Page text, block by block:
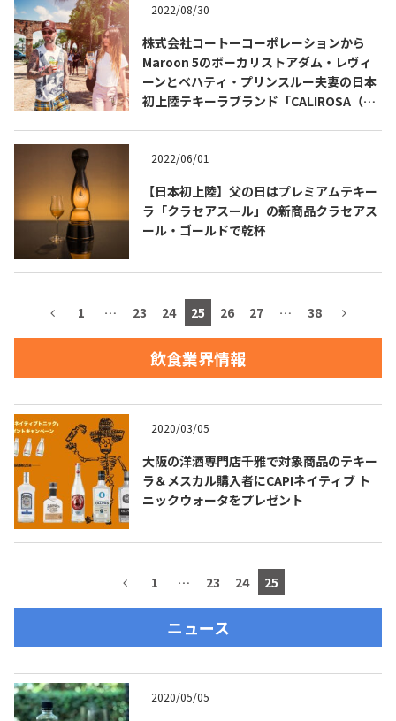
TEQUILA JOURNAL
About テキーラとは
テキーラのつくり方 テキーラマーケット
テキーラの飲み方
メキシコ料理 メキシコ旅行
メキシコの記念日
＆レストラン
プライバシーポリシー
2022/08/30
株式会社コートーコーポレーションから
Maroon 5のボーカリストアダム・レヴィ
ーンとベハティ・プリンスルー夫妻の日本
初上陸テキーラブランド「CALIROSA（カ
2022/06/01
【日本初上陸】父の日はプレミアムテキー
ラ「クラセアスール」の新商品クラセアス
ール・ゴールドで乾杯
1 … 23 24 25 26 27 … 38
飲食業界情報
2020/03/05
大阪の洋酒専門店千雅で対象商品のテキー
ラ＆メスカル購入者にCAPIネイティブ ト
ニックウォータをプレゼント
1 … 23 24 25
ニュース
2020/05/05